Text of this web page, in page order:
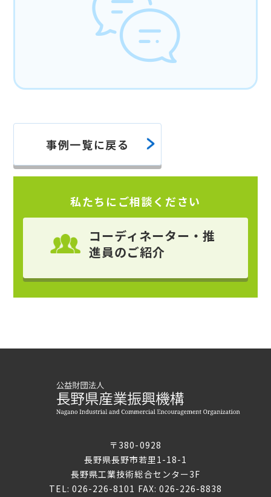
事例一覧に戻る
私たちにご相談ください
コーディネーター・推
進員のご紹介
〒380-0928
長野県長野市若里1-18-1
長野県工業技術総合センター3F
TEL: 026-226-8101 FAX: 026-226-8838